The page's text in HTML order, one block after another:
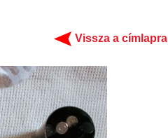
Vissza a címlapra